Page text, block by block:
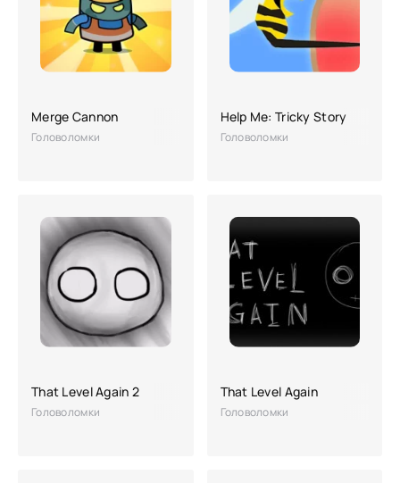
Merge Cannon
Головоломки
Help Me: Tricky Story
Головоломки
That Level Again 2
Головоломки
That Level Again
Головоломки